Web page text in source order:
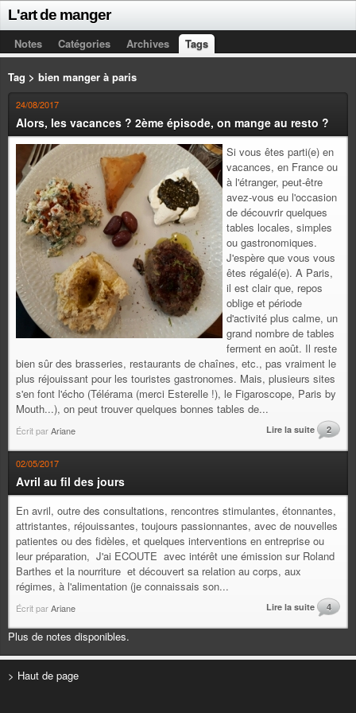
L'art de manger
Notes Catégories Archives Tags
Tag > bien manger à paris
24/08/2017
Alors, les vacances ? 2ème épisode, on mange au resto ?
Si vous êtes parti(e) en
vacances, en France ou
à l'étranger, peut-être
avez-vous eu l'occasion
de découvrir quelques
tables locales, simples
ou gastronomiques.
J'espère que vous vous
êtes régalé(e). A Paris,
il est clair que, repos
oblige et période
d'activité plus calme, un
grand nombre de tables
ferment en août. Il reste
bien sûr des brasseries, restaurants de chaînes, etc., pas vraiment le
plus réjouissant pour les touristes gastronomes. Mais, plusieurs sites
s'en font l'écho (Télérama (merci Esterelle !), le Figaroscope, Paris by
Mouth...), on peut trouver quelques bonnes tables de...
Écrit parAriane Lire la suite 2
02/05/2017
Avril au fil des jours
En avril, outre des consultations, rencontres stimulantes, étonnantes,
attristantes, réjouissantes, toujours passionnantes, avec de nouvelles
patientes ou des fidèles, et quelques interventions en entreprise ou
leur préparation, J'ai ECOUTE avec intérêt une émission sur Roland
Barthes et la nourriture et découvert sa relation au corps, aux
régimes, à l'alimentation (je connaissais son...
Écrit parAriane Lire la suite 4
Plus de notes disponibles.
> Haut de page